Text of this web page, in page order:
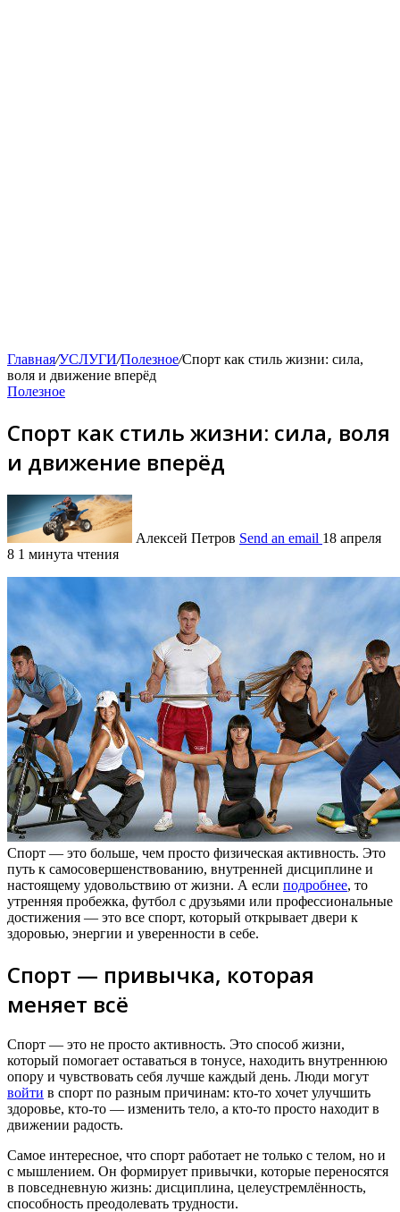
Главная/УСЛУГИ/Полезное/Спорт как стиль жизни: сила,
воля и движение вперёд
Полезное
Спорт как стиль жизни: сила, воля
и движение вперёд
Алексей Петров Send an email 18 апреля
8 1 минута чтения
Спорт — это больше, чем просто физическая активность. Это
путь к самосовершенствованию, внутренней дисциплине и
настоящему удовольствию от жизни. А если подробнее, то
утренняя пробежка, футбол с друзьями или профессиональные
достижения — это все спорт, который открывает двери к
здоровью, энергии и уверенности в себе.
Спорт — привычка, которая
меняет всё
Спорт — это не просто активность. Это способ жизни,
который помогает оставаться в тонусе, находить внутреннюю
опору и чувствовать себя лучше каждый день. Люди могут
войти в спорт по разным причинам: кто-то хочет улучшить
здоровье, кто-то — изменить тело, а кто-то просто находит в
движении радость.
Самое интересное, что спорт работает не только с телом, но и
с мышлением. Он формирует привычки, которые переносятся
в повседневную жизнь: дисциплина, целеустремлённость,
способность преодолевать трудности.